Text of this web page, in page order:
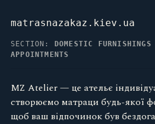
matrasnazakaz.kiev.ua
SECTION:
DOMESTIC
APPOINTMENTS
MZ Atelier — це ательє
створюємо матраци будь-якої
щоб ваш відпочинок був